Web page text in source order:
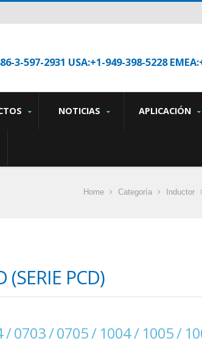
3-597-2931 USA:+1-949-398-5228
NOTICIAS APLICACIÓN
Home Categoría Inductor
PCD)
0703 / 0705 / 1004 / 1005 /